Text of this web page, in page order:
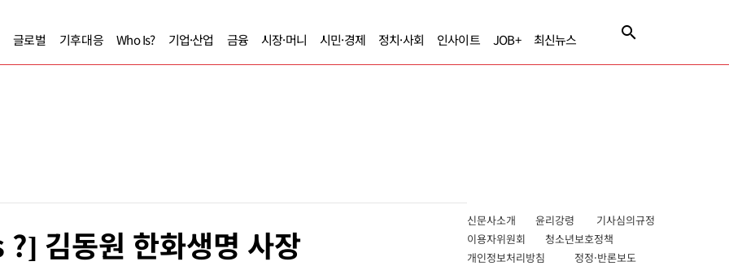
글로벌 기후대응 Who Is? 기업·산업 금융 시장·머니 시민·경제 정치·사회 인사이트 JOB+ 최신뉴스
김동원 한화생명 사장
신문사소개 윤리강령 기사심의규정
이용자위원회 청소년보호정책
개인정보처리방침 정정·반론보도